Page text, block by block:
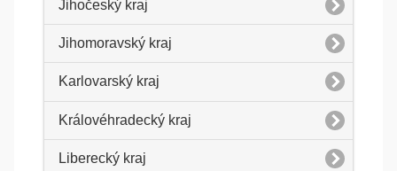
Jihočeský kraj
Jihomoravský kraj
Karlovarský kraj
Královéhradecký kraj
Liberecký kraj